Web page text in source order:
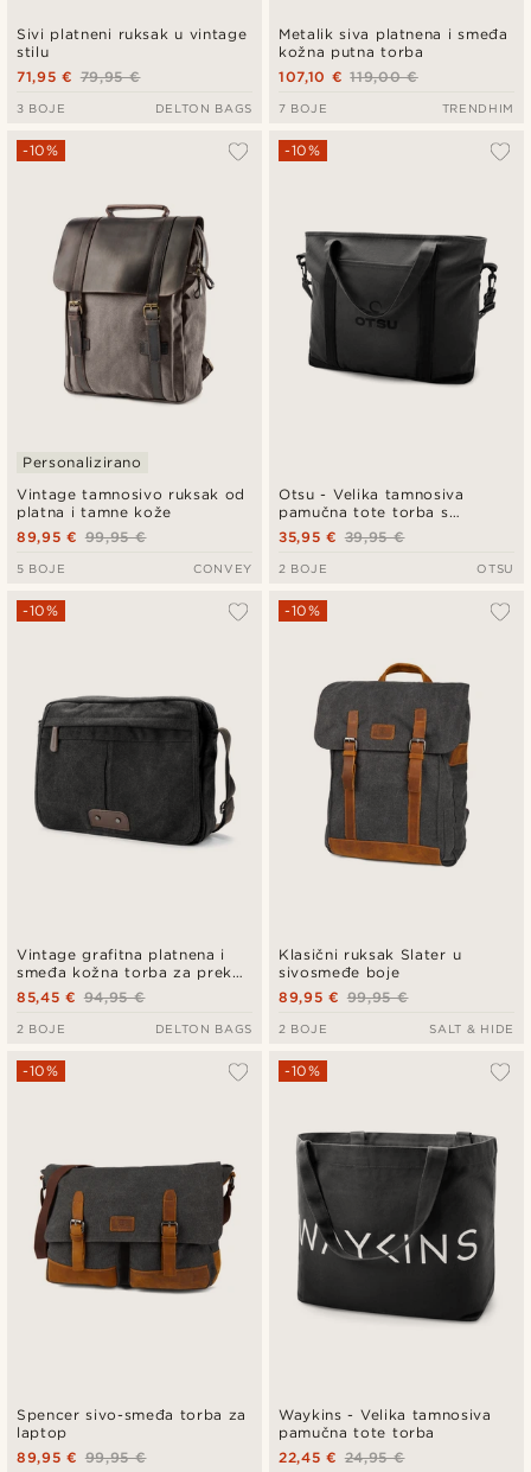
Sivi platneni ruksak u vintage
stilu
79,95 €
71,95 €
3 BOJE DELTON BAGS
Metalik siva platnena i smeđa
kožna putna torba
119,00 €
107,10 €
7 BOJE TRENDHIM
Vintage tamnosivo ruksak od
platna i tamne kože
-10%
Personalizirano
99,95 €
89,95 €
5 BOJE CONVEY
Otsu - Velika tamnosiva
pamučna tote torba s
patentnim zatvaračem
-10%
39,95 €
35,95 €
2 BOJE OTSU
Vintage grafitna platnena i
smeđa kožna torba za preko
ramena
-10%
94,95 €
85,45 €
2 BOJE DELTON BAGS
Klasični ruksak Slater u
sivosmeđe boje
-10%
99,95 €
89,95 €
2 BOJE SALT & HIDE
Spencer sivo-smeđa torba za
laptop
-10%
99,95 €
89,95 €
Waykins - Velika tamnosiva
pamučna tote torba
-10%
24,95 €
22,45 €